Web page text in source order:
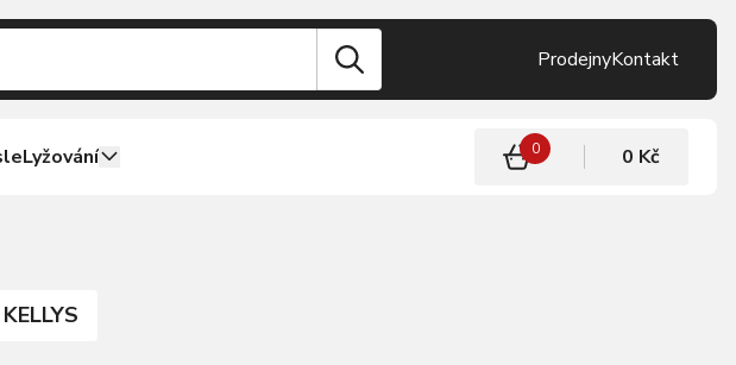
ProdejnyKontakt
Lyžování 0 0 Kč
KELLYS